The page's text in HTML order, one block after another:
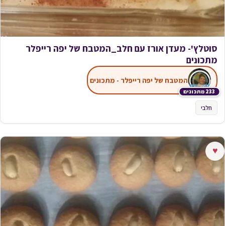
סוטלץ'- מעדן אורז עם חלב_המטבח של יפה רייפלר
מתכונים
233 מתכונים
המטבח של יפה רייפלר - מתכונים
חלבי
♥